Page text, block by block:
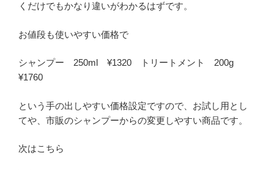
くだけでもかなり違いがわかるはずです。
お値段も使いやすい価格で
シャンプー 250ml ¥1320 トリートメント 200g
¥1760
という手の出しやすい価格設定ですので、お試し用とし
てや、市販のシャンプーからの変更しやすい商品です。
次はこちら